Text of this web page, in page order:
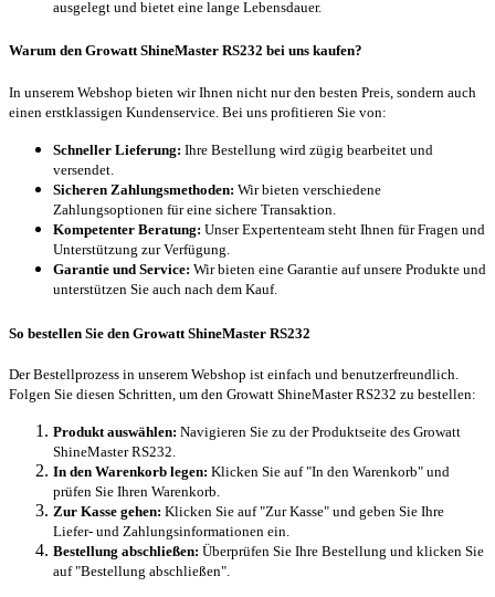
ausgelegt und bietet eine lange Lebensdauer.
Warum den Growatt ShineMaster RS232 bei uns kaufen?
In unserem Webshop bieten wir Ihnen nicht nur den besten Preis, sondern auch
einen erstklassigen Kundenservice. Bei uns profitieren Sie von:
Schneller Lieferung: Ihre Bestellung wird zügig bearbeitet und
versendet.
Sicheren Zahlungsmethoden: Wir bieten verschiedene
Zahlungsoptionen für eine sichere Transaktion.
Kompetenter Beratung: Unser Expertenteam steht Ihnen für Fragen und
Unterstützung zur Verfügung.
Garantie und Service: Wir bieten eine Garantie auf unsere Produkte und
unterstützen Sie auch nach dem Kauf.
So bestellen Sie den Growatt ShineMaster RS232
Der Bestellprozess in unserem Webshop ist einfach und benutzerfreundlich.
Folgen Sie diesen Schritten, um den Growatt ShineMaster RS232 zu bestellen:
Produkt auswählen: Navigieren Sie zu der Produktseite des Growatt
ShineMaster RS232.
In den Warenkorb legen: Klicken Sie auf "In den Warenkorb" und
prüfen Sie Ihren Warenkorb.
Zur Kasse gehen: Klicken Sie auf "Zur Kasse" und geben Sie Ihre
Liefer- und Zahlungsinformationen ein.
Bestellung abschließen: Überprüfen Sie Ihre Bestellung und klicken Sie
auf "Bestellung abschließen".